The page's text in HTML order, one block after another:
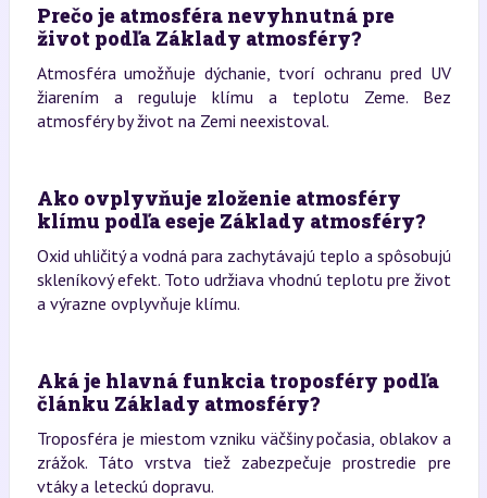
Prečo je atmosféra nevyhnutná pre
život podľa Základy atmosféry?
Atmosféra umožňuje dýchanie, tvorí ochranu pred UV
žiarením a reguluje klímu a teplotu Zeme. Bez
atmosféry by život na Zemi neexistoval.
Ako ovplyvňuje zloženie atmosféry
klímu podľa eseje Základy atmosféry?
Oxid uhličitý a vodná para zachytávajú teplo a spôsobujú
skleníkový efekt. Toto udržiava vhodnú teplotu pre život
a výrazne ovplyvňuje klímu.
Aká je hlavná funkcia troposféry podľa
článku Základy atmosféry?
Troposféra je miestom vzniku väčšiny počasia, oblakov a
zrážok. Táto vrstva tiež zabezpečuje prostredie pre
vtáky a leteckú dopravu.